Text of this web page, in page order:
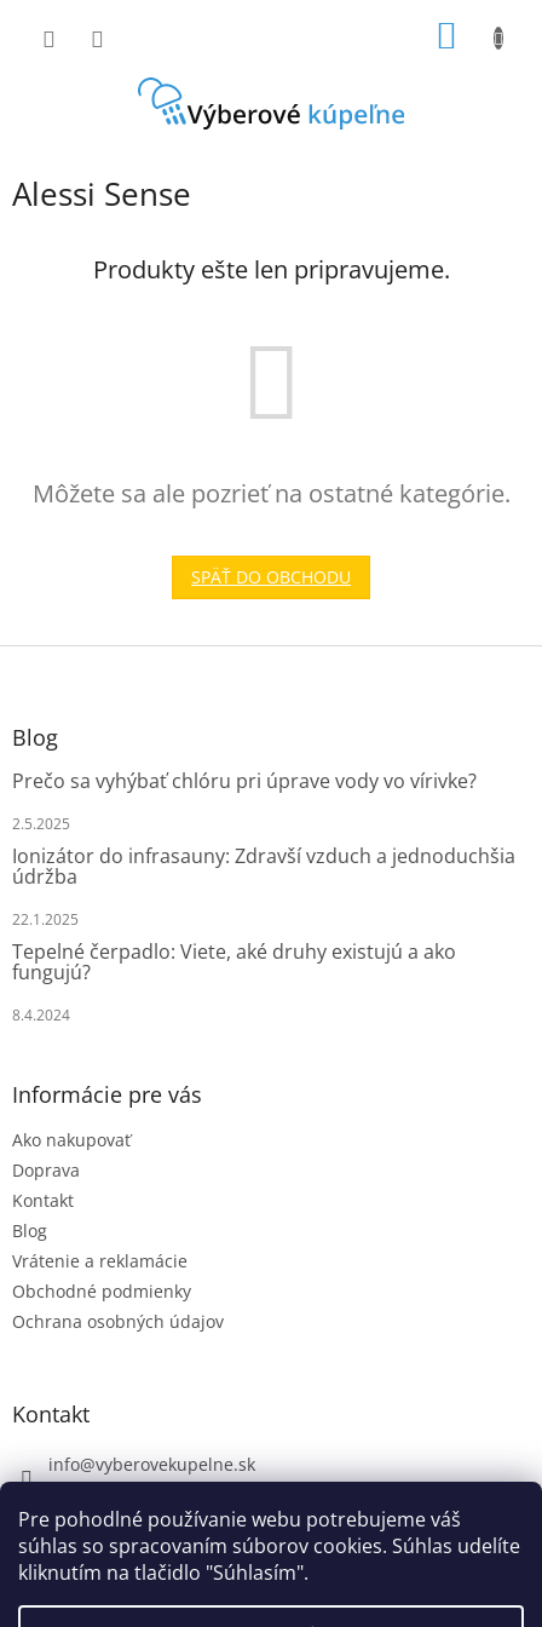
Pre pohodlné používanie webu potrebujeme váš
súhlas so spracovaním súborov cookies. Súhlas udelíte
kliknutím na tlačidlo "Súhlasím".
Alessi Sense
Produkty ešte len pripravujeme.
Môžete sa ale pozrieť na ostatné kategórie.
SPÄŤ DO OBCHODU
Z
Blog
Prečo sa vyhýbať chlóru pri úprave vody vo vírivke?
2.5.2025
Ionizátor do infrasauny: Zdravší vzduch a jednoduchšia
údržba
22.1.2025
Tepelné čerpadlo: Viete, aké druhy existujú a ako
fungujú?
8.4.2024
Informácie pre vás
Ako nakupovať
Doprava
Kontakt
Blog
Vrátenie a reklamácie
Obchodné podmienky
Ochrana osobných údajov
Kontakt
info@vyberovekupelne.sk
https://www.facebook.com/vyberovekoupelny/